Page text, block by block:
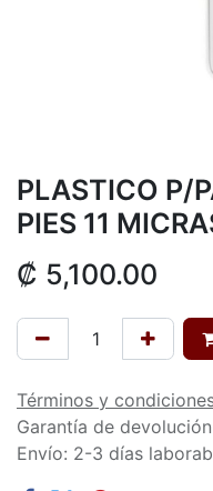
PLASTICO P/
PIES 11
₡ 5,100.00
Términos y
Garantía de
Envío: 2-3 días